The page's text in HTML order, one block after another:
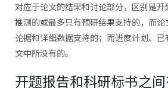
对应于论文的结果和讨论部分，区别是
推测的或最多只有预研结果支持的，而
论据和详细数据支持的；而进度计划、
文中所没有的。
开题报告和科研标书之间